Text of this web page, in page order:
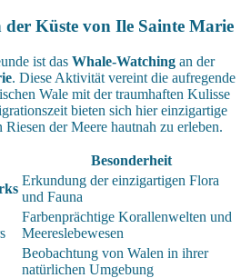
der Küste von Ile Sainte Marie
ist das Whale-Watching an der
. Diese Aktivität vereint die aufregende
Wale mit der traumhaften Kulisse
bieten sich hier einzigartige
der Meere hautnah zu erleben.
Besonderheit
Erkundung der einzigartigen Flora
und Fauna
Farbenprächtige Korallenwelten und
Meereslebewesen
Beobachtung von Walen in ihrer
natürlichen Umgebung